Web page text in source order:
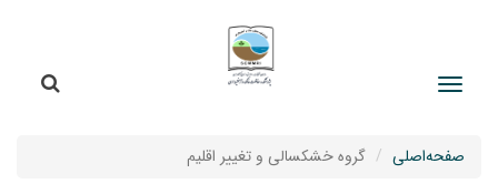
صفحه‌اصلی گروه خشکسالی و تغییر اقلیم